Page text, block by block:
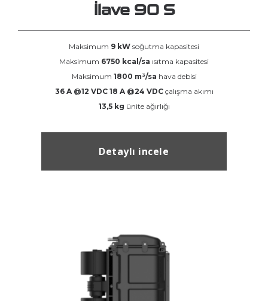
İlave 90 S
Maksimum 9 kW soğutma kapasitesi
Maksimum 6750 kcal/sa ısıtma kapasitesi
Maksimum 1800 m³/sa hava debisi
36 A @12 VDC 18 A @24 VDCçalışma akımı
13,5 kg ünite ağırlığı
Detaylı incele